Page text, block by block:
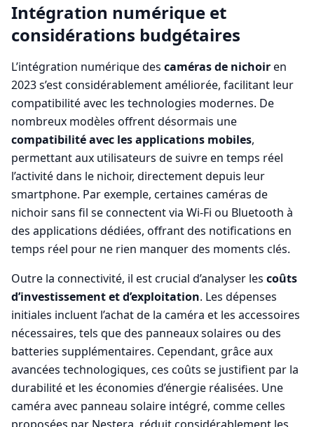
Intégration numérique et
considérations budgétaires
L’intégration numérique des caméras de nichoiren
2023 s’est considérablement améliorée, facilitant leur
compatibilité avec les technologies modernes. De
nombreux modèles offrent désormais une
compatibilité avec les applications mobiles,
permettant aux utilisateurs de suivre en temps réel
l’activité dans le nichoir, directement depuis leur
smartphone. Par exemple, certaines caméras de
nichoir sans fil se connectent via Wi-Fi ou Bluetooth à
des applications dédiées, offrant des notifications en
temps réel pour ne rien manquer des moments clés.
Outre la connectivité, il est crucial d’analyser les coûts
d’investissement et d’exploitation. Les dépenses
initiales incluent l’achat de la caméra et les accessoires
nécessaires, tels que des panneaux solaires ou des
batteries supplémentaires. Cependant, grâce aux
avancées technologiques, ces coûts se justifient par la
durabilité et les économies d’énergie réalisées. Une
caméra avec panneau solaire intégré, comme celles